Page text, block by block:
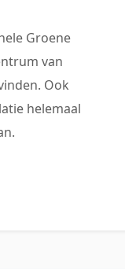
Groene
van
Ook
helemaal